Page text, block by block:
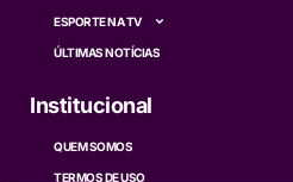
ESPORTE NA TV
ÚLTIMAS NOTÍCIAS
Institucional
QUEM SOMOS
TERMOS DE USO